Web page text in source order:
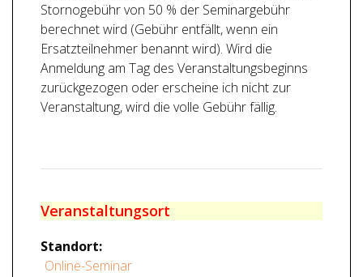
Stornogebühr von 50 % der Seminargebühr
berechnet wird (Gebühr entfällt, wenn ein
Ersatzteilnehmer benannt wird). Wird die
Anmeldung am Tag des Veranstaltungsbeginns
zurückgezogen oder erscheine ich nicht zur
Veranstaltung, wird die volle Gebühr fällig.
Veranstaltungsort
Standort:
Online-Seminar